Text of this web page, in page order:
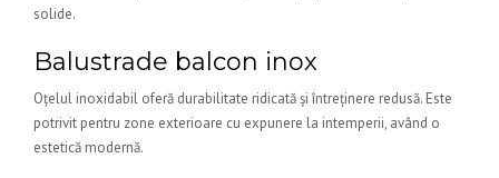
solide.
Balustrade balcon inox
Oțelul inoxidabil oferă durabilitate ridicată și întreținere redusă. Este
potrivit pentru zone exterioare cu expunere la intemperii, având o
estetică modernă.